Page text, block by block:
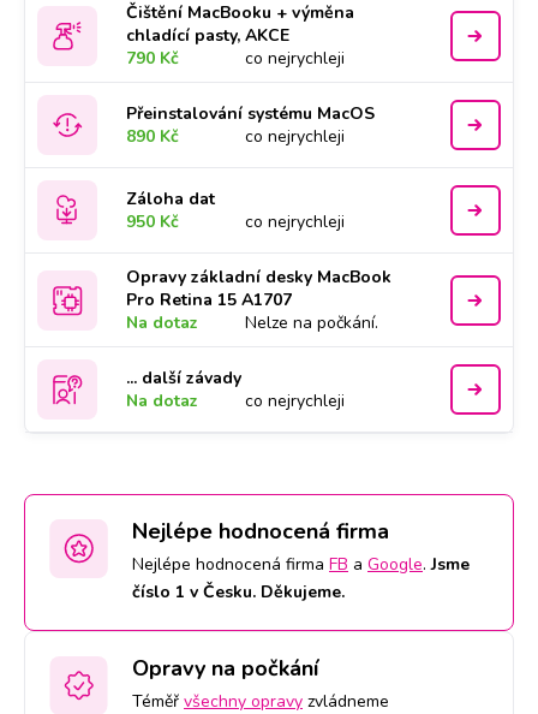
Čištění MacBooku + výměna
chladící pasty, AKCE
790 Kč
co nejrychleji
Přeinstalování systému MacOS
890 Kč
co nejrychleji
Záloha dat
950 Kč
co nejrychleji
Opravy základní desky MacBook
Pro Retina 15 A1707
Na dotaz
Nelze na počkání.
... další závady
Na dotaz
co nejrychleji
Nejlépe hodnocená firma
Nejlépe hodnocená firma FB a Google.Jsme
číslo 1 v Česku. Děkujeme.
Opravy na počkání
Téměř všechny opravy zvládneme